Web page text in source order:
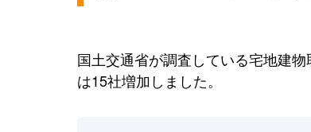
国土交通省が調査している宅地建
は15社増加しました。